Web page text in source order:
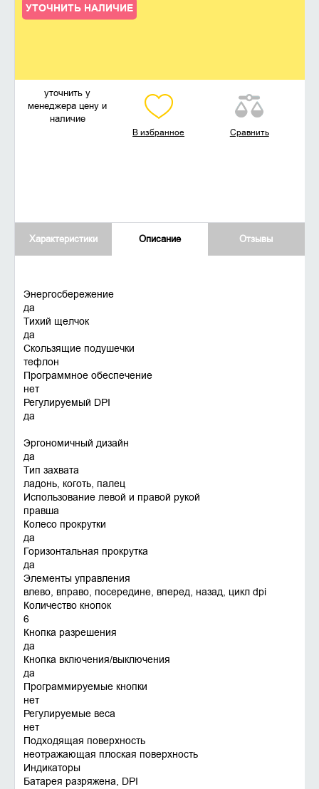
УТОЧНИТЬ НАЛИЧИЕ
уточнить у
менеджера цену и
наличие
В избранное Сравнить
Характеристики Описание Отзывы
Энергосбережение
да
Тихий щелчок
да
Скользящие подушечки
тефлон
Программное обеспечение
нет
Регулируемый DPI
да
Эргономичный дизайн
да
Тип захвата
ладонь, коготь, палец
Использование левой и правой рукой
правша
Колесо прокрутки
да
Горизонтальная прокрутка
да
Элементы управления
влево, вправо, посередине, вперед, назад, цикл dpi
Количество кнопок
6
Кнопка разрешения
да
Кнопка включения/выключения
да
Программируемые кнопки
нет
Регулируемые веса
нет
Подходящая поверхность
неотражающая плоская поверхность
Индикаторы
Батарея разряжена, DPI